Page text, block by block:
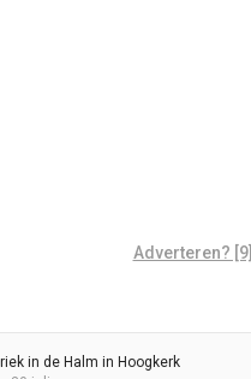
Adverteren? [9]
in de Halm in Hoogkerk